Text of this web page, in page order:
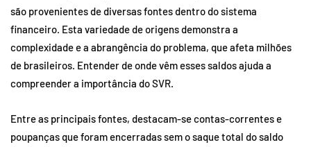
são provenientes de diversas fontes dentro do sistema
financeiro. Esta variedade de origens demonstra a
complexidade e a abrangência do problema, que afeta milhões
de brasileiros. Entender de onde vêm esses saldos ajuda a
compreender a importância do SVR.
Entre as principais fontes, destacam-se contas-correntes e
poupanças que foram encerradas sem o saque total do saldo